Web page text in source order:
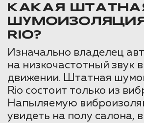
КАКАЯ
ШУМОИЗОЛЯЦИЯ
RIO?
Изначально владелец
на низкочастотный звук
движении. Штатная
Rio состоит только из
Напыляемую
увидеть на полу салона,